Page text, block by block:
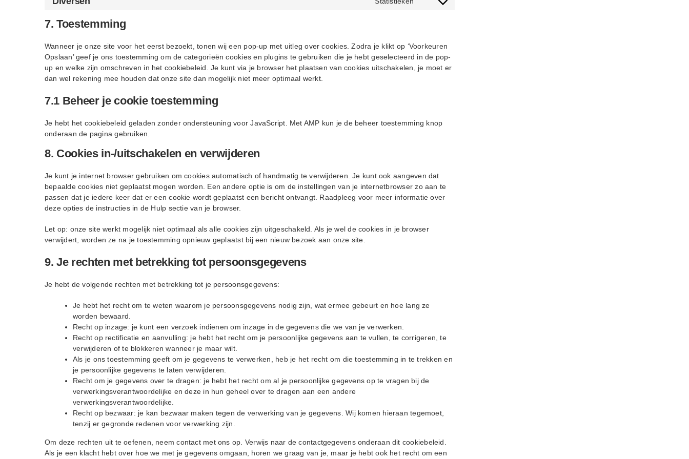
service
Consent
7. Toestemming
Wanneer je onze site voor het eerst bezoekt, tonen wij een pop-up met uitleg over cookies. Zodra je klikt op ‘Voorkeuren
Opslaan’ geef je ons toestemming om de categorieën cookies en plugins te gebruiken die je hebt geselecteerd in de pop-
up en welke zijn omschreven in het cookiebeleid. Je kunt via je browser het plaatsen van cookies uitschakelen, je moet er
dan wel rekening mee houden dat onze site dan mogelijk niet meer optimaal werkt.
7.1 Beheer je cookie toestemming
Je hebt het cookiebeleid geladen zonder ondersteuning voor JavaScript. Met AMP kun je de beheer toestemming knop
onderaan de pagina gebruiken.
8. Cookies in-/uitschakelen en verwijderen
Je kunt je internet browser gebruiken om cookies automatisch of handmatig te verwijderen. Je kunt ook aangeven dat
bepaalde cookies niet geplaatst mogen worden. Een andere optie is om de instellingen van je internetbrowser zo aan te
passen dat je iedere keer dat er een cookie wordt geplaatst een bericht ontvangt. Raadpleeg voor meer informatie over
deze opties de instructies in de Hulp sectie van je browser.
Let op: onze site werkt mogelijk niet optimaal als alle cookies zijn uitgeschakeld. Als je wel de cookies in je browser
verwijdert, worden ze na je toestemming opnieuw geplaatst bij een nieuw bezoek aan onze site.
9. Je rechten met betrekking tot persoonsgegevens
Je hebt de volgende rechten met betrekking tot je persoonsgegevens:
Je hebt het recht om te weten waarom je persoonsgegevens nodig zijn, wat ermee gebeurt en hoe lang ze
worden bewaard.
Recht op inzage: je kunt een verzoek indienen om inzage in de gegevens die we van je verwerken.
Recht op rectificatie en aanvulling: je hebt het recht om je persoonlijke gegevens aan te vullen, te corrigeren, te
verwijderen of te blokkeren wanneer je maar wilt.
Als je ons toestemming geeft om je gegevens te verwerken, heb je het recht om die toestemming in te trekken en
je persoonlijke gegevens te laten verwijderen.
Recht om je gegevens over te dragen: je hebt het recht om al je persoonlijke gegevens op te vragen bij de
verwerkingsverantwoordelijke en deze in hun geheel over te dragen aan een andere
verwerkingsverantwoordelijke.
Recht op bezwaar: je kan bezwaar maken tegen de verwerking van je gegevens. Wij komen hieraan tegemoet,
tenzij er gegronde redenen voor verwerking zijn.
Om deze rechten uit te oefenen, neem contact met ons op. Verwijs naar de contactgegevens onderaan dit cookiebeleid.
Als je een klacht hebt over hoe we met je gegevens omgaan, horen we graag van je, maar je hebt ook het recht om een